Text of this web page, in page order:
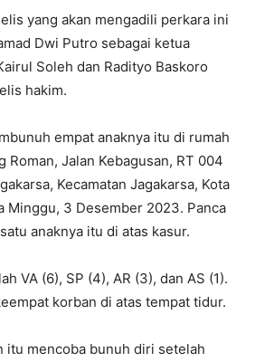
yang akan mengadili perkara ini
Dwi Putro sebagai ketua
Soleh dan Radityo Baskoro
hakim.
empat anaknya itu di rumah
Roman, Jalan Kebagusan, RT 004
Kecamatan Jagakarsa, Kota
Minggu, 3 Desember 2023. Panca
anaknya itu di atas kasur.
VA (6), SP (4), AR (3), dan AS (1).
korban di atas tempat tidur.
itu mencoba bunuh diri setelah